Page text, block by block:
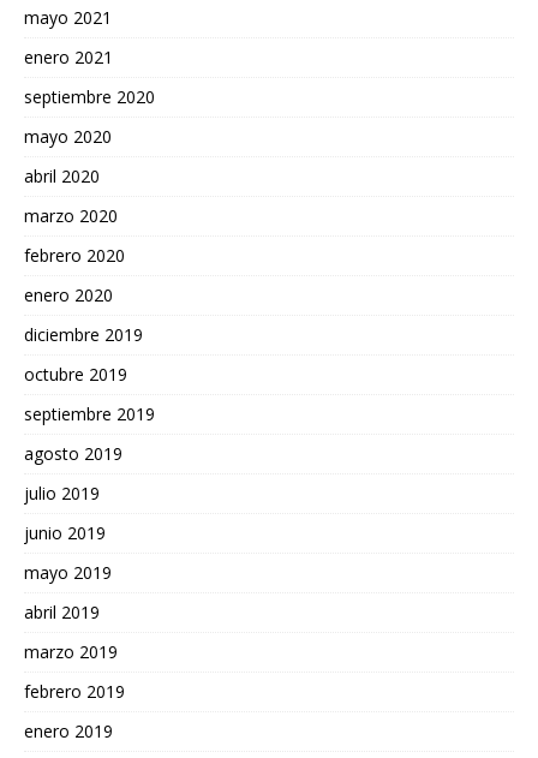
mayo 2021
enero 2021
septiembre 2020
mayo 2020
abril 2020
marzo 2020
febrero 2020
enero 2020
diciembre 2019
octubre 2019
septiembre 2019
agosto 2019
julio 2019
junio 2019
mayo 2019
abril 2019
marzo 2019
febrero 2019
enero 2019